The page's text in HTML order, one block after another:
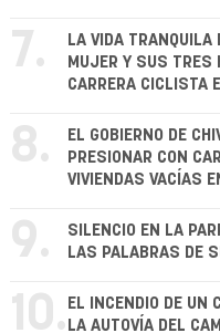
7.
LA VIDA TRANQUILA
MUJER Y SUS TRES
CARRERA CICLISTA
8.
EL GOBIERNO DE
PRESIONAR CON
VIVIENDAS VACÍAS
9.
SILENCIO EN LA
LAS PALABRAS DE
10. EL INCENDIO DE UN
LA AUTOVÍA DEL